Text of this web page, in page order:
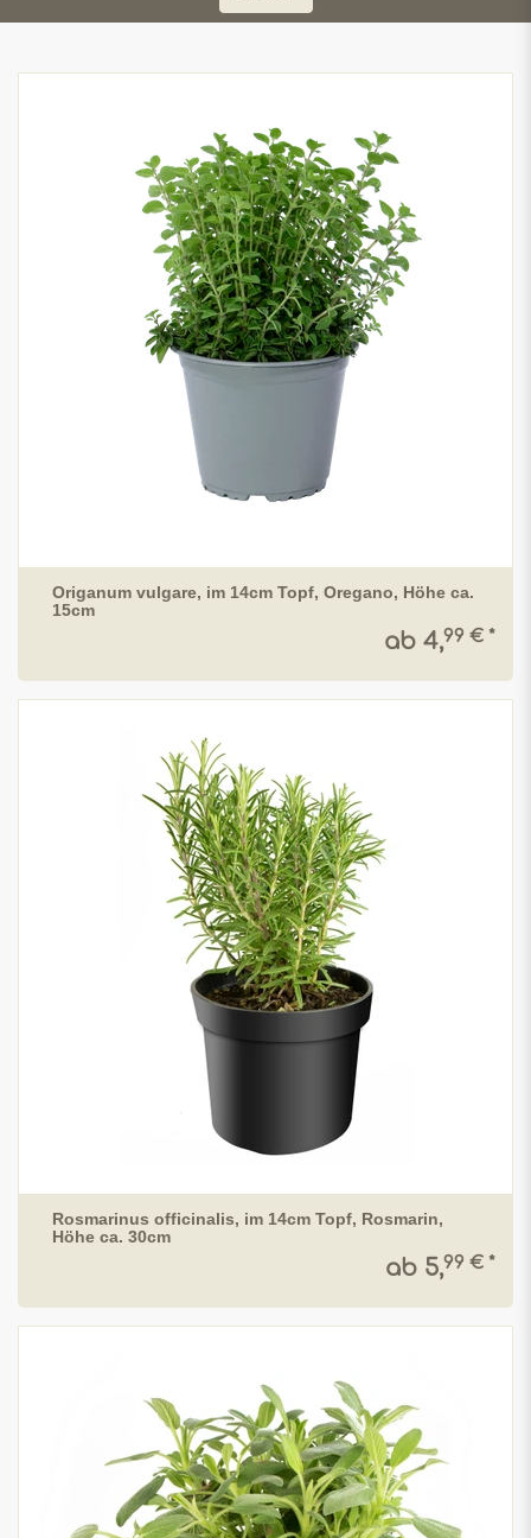
Origanum vulgare, im 14cm Topf, Oregano, Höhe ca.
15cm
ab 4,99 € *
Rosmarinus officinalis, im 14cm Topf, Rosmarin,
Höhe ca. 30cm
ab 5,99 € *